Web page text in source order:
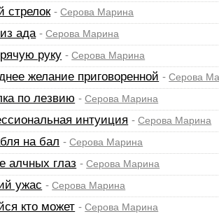
стрелок -Серова Марина
ада -Серова Марина
руку -Серова Марина
желание приговоренной -Серова
по лезвию -Серова Марина
интуиция -Серова Марина
на бал -Серова Марина
алчных глаз -Серова Марина
ужас -Серова Марина
кто может -Серова Марина